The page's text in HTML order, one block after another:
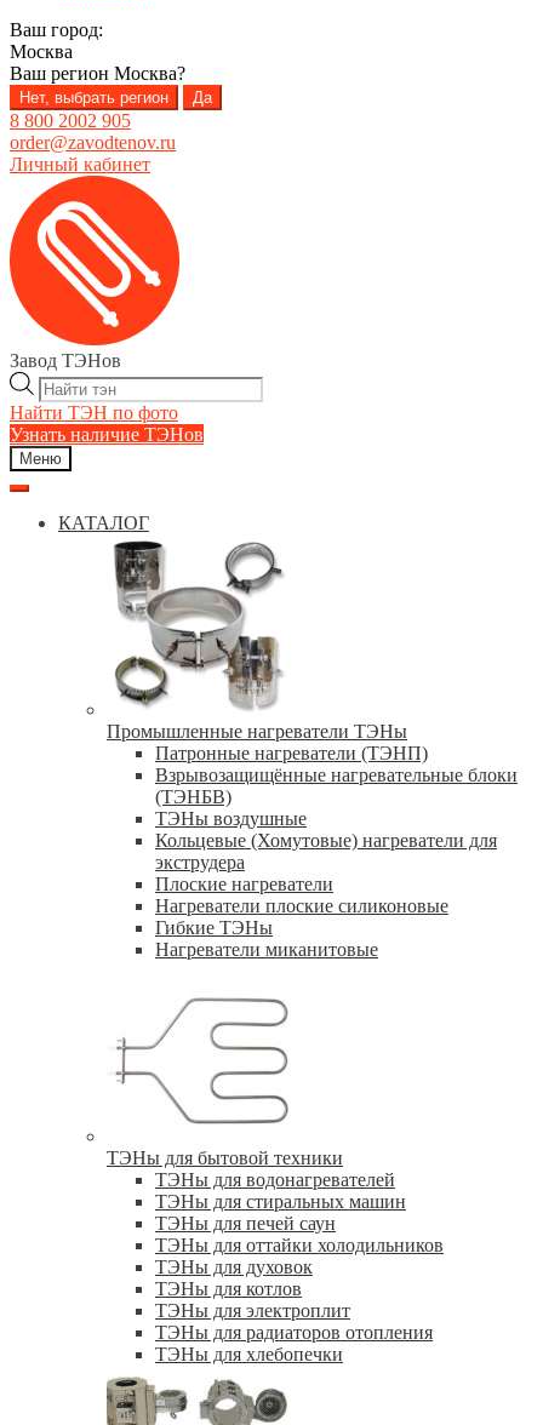
Ваш город:
Москва
Ваш регион Москва?
Нет, выбрать регион Да
8 800 2002 905
order@zavodtenov.ru
Личный кабинет
Перейти
навигации
Перейти
содержимому
Завод ТЭНов
Поиск
товаров
Найти ТЭН по фото
Узнать наличие ТЭНов
Меню
КАТАЛОГ
Промышленные нагреватели ТЭНы
Патронные нагреватели (ТЭНП)
Взрывозащищённые нагревательные блоки
(ТЭНБВ)
ТЭНы воздушные
Кольцевые (Хомутовые) нагреватели для
экструдера
Плоские нагреватели
Нагреватели плоские силиконовые
Гибкие ТЭНы
Нагреватели миканитовые
ТЭНы для бытовой техники
ТЭНы для водонагревателей
ТЭНы для стиральных машин
ТЭНы для печей саун
ТЭНы для оттайки холодильников
ТЭНы для духовок
ТЭНы для котлов
ТЭНы для электроплит
ТЭНы для радиаторов отопления
ТЭНы для хлебопечки